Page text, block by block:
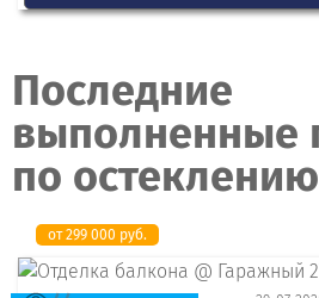
Последние
выполненные
по остеклению
от 299 000 руб.